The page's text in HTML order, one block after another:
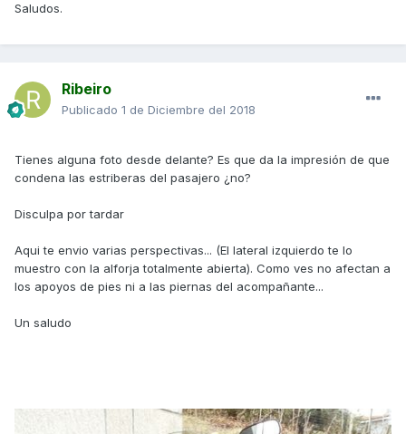
Saludos.
Ribeiro
Publicado 1 de Diciembre del 2018
Tienes alguna foto desde delante? Es que da la impresión de que
condena las estriberas del pasajero ¿no?
Disculpa por tardar
Aqui te envio varias perspectivas... (El lateral izquierdo te lo
muestro con la alforja totalmente abierta). Como ves no afectan a
los apoyos de pies ni a las piernas del acompañante...
Un saludo